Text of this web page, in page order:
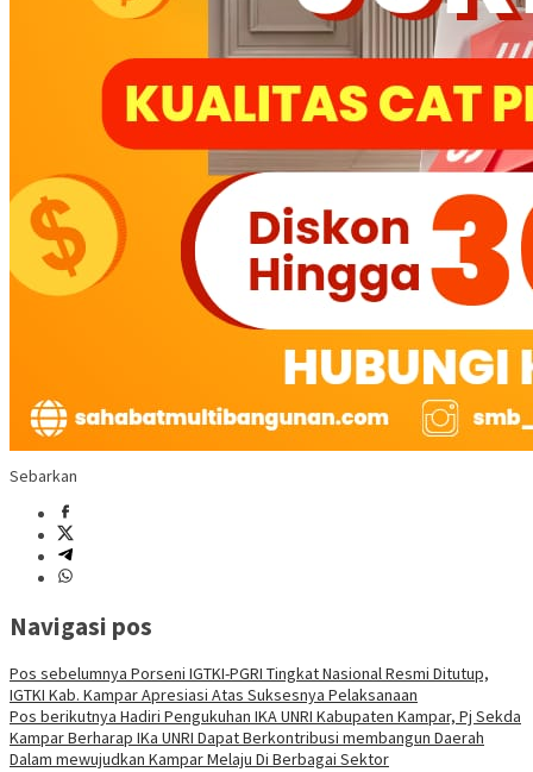
Sebarkan
Navigasi pos
Pos sebelumnya Porseni IGTKI-PGRI Tingkat Nasional Resmi Ditutup,
IGTKI Kab. Kampar Apresiasi Atas Suksesnya Pelaksanaan
Pos berikutnya Hadiri Pengukuhan IKA UNRI Kabupaten Kampar, Pj Sekda
Kampar Berharap IKa UNRI Dapat Berkontribusi membangun Daerah
Dalam mewujudkan Kampar Melaju Di Berbagai Sektor